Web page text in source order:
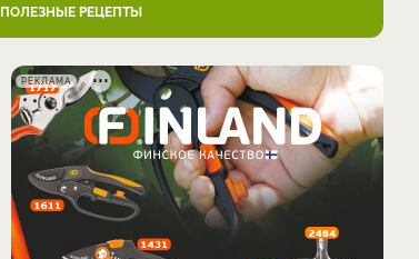
ПОЛЕЗНЫЕ РЕЦЕПТЫ
РЕКЛАМА